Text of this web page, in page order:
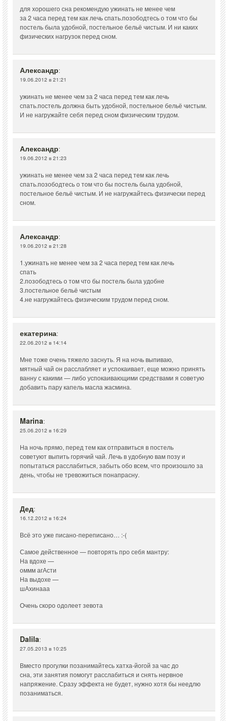
для хорошего сна рекомендую ужинать не менее чем
за 2 часа перед тем как лечь спать.позободтесь о том что бы
постель была удобной, постельное бельё чистым. И ни каких
физических нагрузок перед сном.
Александр:
19.06.2012 в 21:21
ужинать не менее чем за 2 часа перед тем как лечь
спать.постель должна быть удобной, постельное бельё чистым.
И не нагружайте себя перед сном физическим трудом.
Александр:
19.06.2012 в 21:23
ужинать не менее чем за 2 часа перед тем как лечь
спать.позободтесь о том что бы постель была удобной,
постельное бельё чистым. И не нагружайтесь физически перед
сном.
Александр:
19.06.2012 в 21:28
1.ужинать не менее чем за 2 часа перед тем как лечь
спать
2.позободтесь о том что бы постель была удобне
3.постельное бельё чистым
4.не нагружайтесь физическим трудом перед сном.
екатерина:
22.06.2012 в 14:14
Мне тоже очень тяжело заснуть. Я на ночь выпиваю,
мятный чай он расслабляет и успокаивает, еще можно принять
ванну с какими — либо успокаивающими средствами я советую
добавить пару капель масла жасмина.
Marina:
25.06.2012 в 16:29
На ночь прямо, перед тем как отправиться в постель
советуют выпить горячий чай. Лечь в удобную вам позу и
попытаться расслабиться, забыть обо всем, что произошло за
день, чтобы не тревожиться понапрасну.
Дед:
16.12.2012 в 16:24
Всё это уже писано-переписано… :-(
Самое действенное — повторять про себя мантру:
На вдохе —
оммм агАсти
На выдохе —
шАхинааа
Очень скоро одолеет зевота
Dalila:
27.05.2013 в 10:25
Вместо прогулки позанимайтесь хатха-йогой за час до
сна, эти занятия помогут расслабиться и снять нервное
напряжение. Сразу эффекта не будет, нужно хотя бы неедлю
позаниматься.